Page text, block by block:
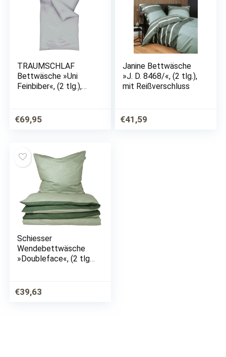
TRAUMSCHLAF
Bettwäsche »Uni
Feinbiber«, (2 tlg.),
€69,95
Janine Bettwäsche
»J. D. 8468/«, (2 tlg.),
mit Reißverschluss
€41,59
Schiesser
Wendebettwäsche
»Doubleface«, (2 tlg.),
€39,63